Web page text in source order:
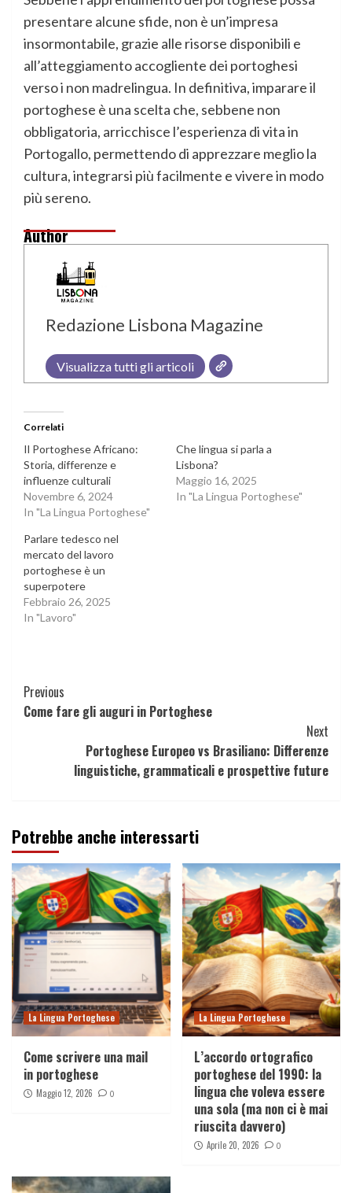
presentare alcune sfide, non è un’impresa
insormontabile, grazie alle risorse disponibili e
all’atteggiamento accogliente dei portoghesi
verso i non madrelingua. In definitiva, imparare il
portoghese è una scelta che, sebbene non
obbligatoria, arricchisce l’esperienza di vita in
Portogallo, permettendo di apprezzare meglio la
cultura, integrarsi più facilmente e vivere in modo
più sereno.
Author
Redazione Lisbona Magazine
Visualizza tutti gli articoli
Correlati
Il Portoghese Africano:
Storia, differenze e
influenze culturali
Novembre 6, 2024
In "La Lingua Portoghese"
Che lingua si parla a
Lisbona?
Maggio 16, 2025
In "La Lingua Portoghese"
Parlare tedesco nel
mercato del lavoro
portoghese è un
superpotere
Febbraio 26, 2025
In "Lavoro"
Continue
Reading
Previous
Come fare gli auguri in Portoghese
Next
Portoghese Europeo vs Brasiliano: Differenze
linguistiche, grammaticali e prospettive future
Potrebbe anche interessarti
La Lingua Portoghese
Come scrivere una mail
in portoghese
Maggio 12, 2026 0
La Lingua Portoghese
L’accordo ortografico
portoghese del 1990: la
lingua che voleva essere
una sola (ma non ci è mai
riuscita davvero)
Aprile 20, 2026 0